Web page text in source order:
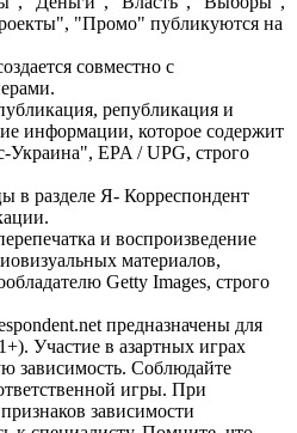
"Промо" публикуются на
совместно с
републикация и
информации, которое содержит
Украина", EPA / UPG, строго
в разделе Я- Корреспондент
и воспроизведение
материалов,
Getty Images, строго
предназначены для
Участие в азартных играх
зависимость. Соблюдайте
игры. При
зависимости